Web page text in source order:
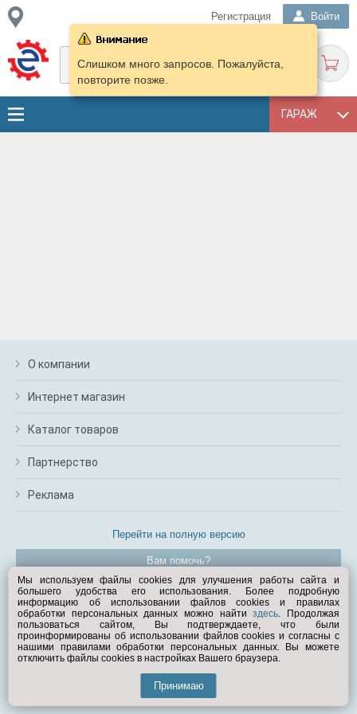
Регистрация Войти
ГАРАЖ
Слишком много запросов. Пожалуйста,
повторите позже.
О компании
Интернет магазин
Каталог товаров
Партнерство
Реклама
Перейти на полную версию
Вам помочь?
© Exist.ru 1998—2026
Мы используем файлы cookies для улучшения работы сайта и
большего удобства его использования. Более подробную
информацию об использовании файлов cookies и правилах
обработки персональных данных можно найтиздесь. Продолжая
пользоваться сайтом, Вы подтверждаете, что были
проинформированы об использовании файлов cookies и согласны с
нашими правилами обработки персональных данных. Вы можете
отключить файлы cookies в настройках Вашего браузера.
Принимаю